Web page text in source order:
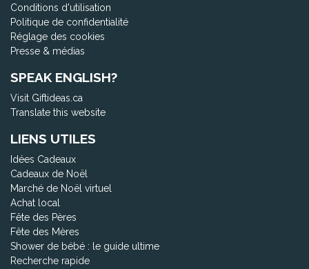
Conditions d'utilisation
Politique de confidentialité
Réglage des cookies
Presse & médias
SPEAK ENGLISH?
Visit Giftideas.ca
Translate this website
LIENS UTILES
Idées Cadeaux
Cadeaux de Noël
Marché de Noël virtuel
Achat local
Fête des Pères
Fête des Mères
Shower de bébé : le guide ultime
Recherche rapide